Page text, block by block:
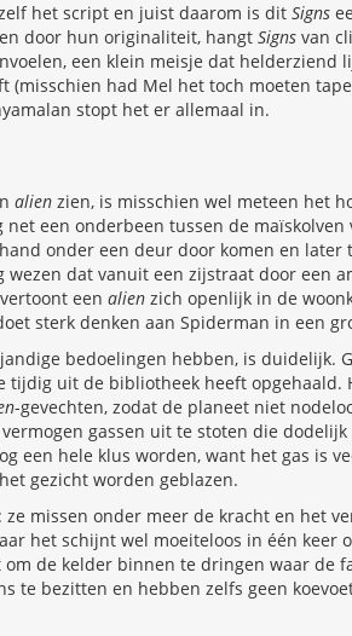
het script en juist daarom is dit Signs
door hun originaliteit, hangt Signs van
een klein meisje dat helderziend
(misschien had Mel het toch moeten
stopt het er allemaal in.
alien zien, is misschien wel meteen het
een onderbeen tussen de maïskolven
onder een deur door komen en later
dat vanuit een zijstraat door een
een alien zich openlijk in de
sterk denken aan Spiderman in een
bedoelingen hebben, is duidelijk.
tijdig uit de bibliotheek heeft opgehaald.
-gevechten, zodat de planeet niet
gassen uit te stoten die
een hele klus worden, want het gas is
gezicht worden geblazen.
missen onder meer de kracht en het
het schijnt wel moeiteloos in één keer
de kelder binnen te dringen waar de
te bezitten en hebben zelfs geen